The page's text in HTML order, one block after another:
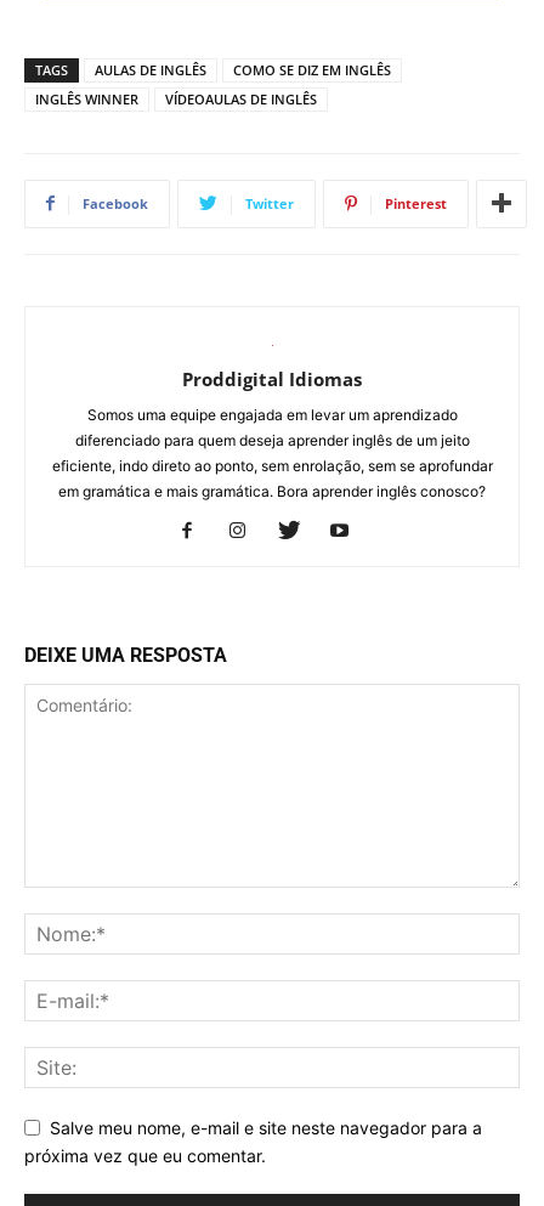
TAGS AULAS DE INGLÊS
COMO SE DIZ EM INGLÊS
INGLÊS WINNER
VÍDEOAULAS DE INGLÊS
Facebook Twitter Pinterest
Proddigital Idiomas
Somos uma equipe engajada em levar um aprendizado
diferenciado para quem deseja aprender inglês de um jeito
eficiente, indo direto ao ponto, sem enrolação, sem se aprofundar
em gramática e mais gramática. Bora aprender inglês conosco?
DEIXE UMA RESPOSTA
Salve meu nome, e-mail e site neste navegador para a
próxima vez que eu comentar.